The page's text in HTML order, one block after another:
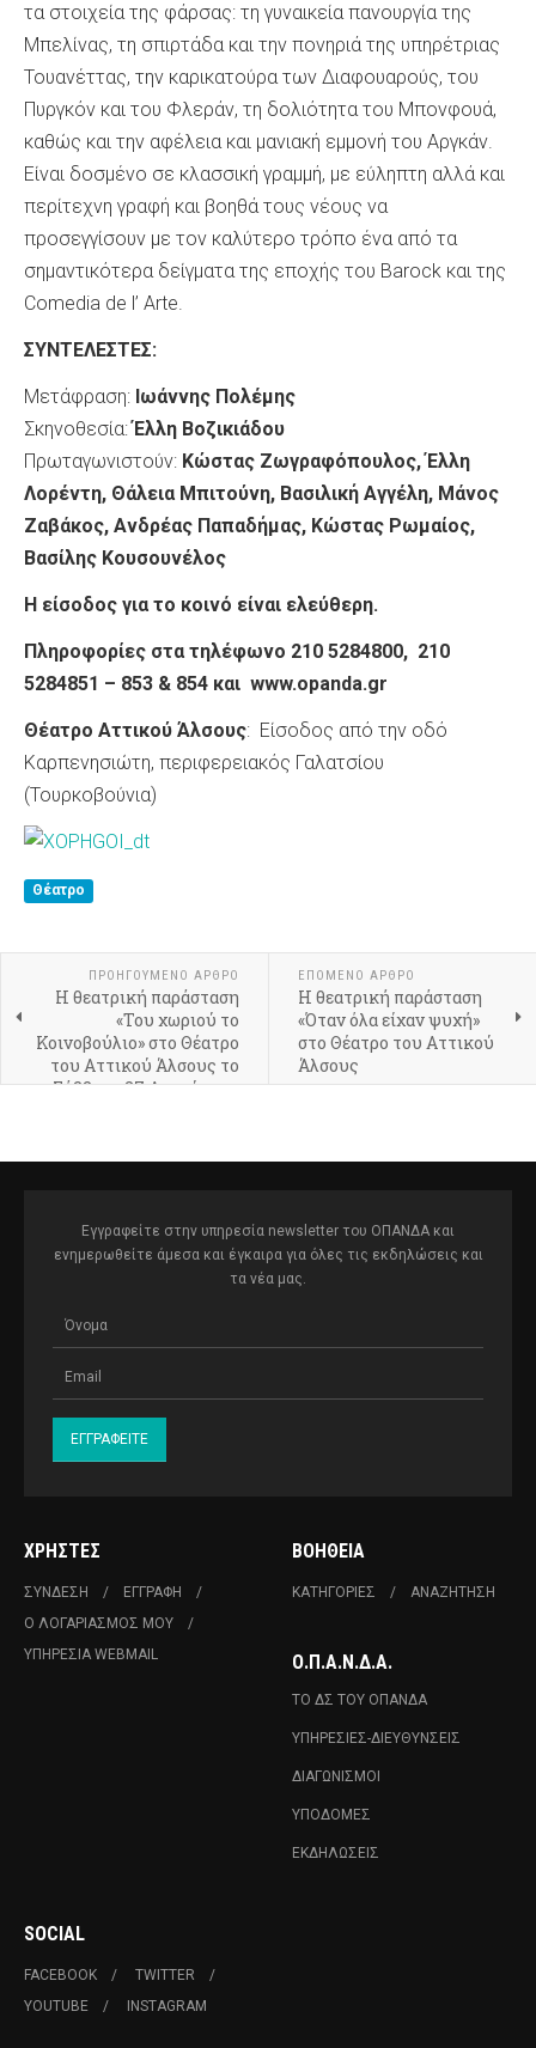
τα στοιχεία της φάρσας: τη γυναικεία πανουργία της
Μπελίνας, τη σπιρτάδα και την πονηριά της υπηρέτριας
Τουανέττας, την καρικατούρα των Διαφουαρούς, του
Πυργκόν και του Φλεράν, τη δολιότητα του Μπονφουά,
καθώς και την αφέλεια και μανιακή εμμονή του Αργκάν.
Είναι δοσμένο σε κλασσική γραμμή, με εύληπτη αλλά και
περίτεχνη γραφή και βοηθά τους νέους να
προσεγγίσουν με τον καλύτερο τρόπο ένα από τα
σημαντικότερα δείγματα της εποχής του Barock και της
Comedia de l’ Arte.
ΣΥΝΤΕΛΕΣΤΕΣ:
Μετάφραση: Ιωάννης Πολέμης
Σκηνοθεσία:Έλλη Βοζικιάδου
Πρωταγωνιστούν: Kώστας Zωγραφόπουλος, Έλλη
Λορέντη, Θάλεια Μπιτούνη, Βασιλική Αγγέλη, Μάνος
Ζαβάκος, Ανδρέας Παπαδήμας, Κώστας Ρωμαίος,
Βασίλης Κουσουνέλος
Η είσοδος για το κοινό είναι ελεύθερη.
Πληροφορίες στα τηλέφωνο 210 5284800, 210
5284851 – 853 & 854 και www.opanda.gr
Θέατρο Αττικού Άλσους: Είσοδος από την οδό
Καρπενησιώτη, περιφερειακός Γαλατσίου
(Τουρκοβούνια)
Θέατρο
ΠΡΟΗΓΟΎΜΕΝΟ ΆΡΘΡΟ
Η θεατρική παράσταση
«Του χωριού το
Κοινοβούλιο» στο Θέατρο
του Αττικού Άλσους το
Σάββατο 27 Αυγούστου
ΕΠΌΜΕΝΟ ΆΡΘΡΟ
Η θεατρική παράσταση
«Όταν όλα είχαν ψυχή»
στο Θέατρο του Αττικού
Άλσους
Εγγραφείτε στην υπηρεσία newsletter του ΟΠΑΝΔΑ και
ενημερωθείτε άμεσα και έγκαιρα για όλες τις εκδηλώσεις και
τα νέα μας.
ΧΡΉΣΤΕΣ
ΣΎΝΔΕΣΗ
ΕΓΓΡΑΦΉ
Ο ΛΟΓΑΡΙΑΣΜΌΣ ΜΟΥ
ΥΠΗΡΕΣΊΑ WEBMAIL
ΒΟΉΘΕΙΑ
ΚΑΤΗΓΟΡΊΕΣ ΑΝΑΖΉΤΗΣΗ
Ο.Π.Α.Ν.Δ.Α.
ΤΟ ΔΣ ΤΟΥ ΟΠΑΝΔΑ
ΥΠΗΡΕΣΊΕΣ-ΔΙΕΥΘΎΝΣΕΙΣ
ΔΙΑΓΩΝΙΣΜΟΊ
ΥΠΟΔΟΜΈΣ
ΕΚΔΗΛΏΣΕΙΣ
SOCIAL
FACEBOOK
TWITTER
YOUTUBE
INSTAGRAM